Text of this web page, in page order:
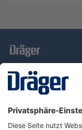
Dräger Austria
Über Dräger